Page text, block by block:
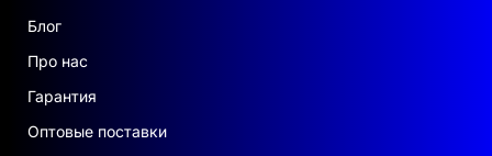
Блог
Про нас
Гарантия
Оптовые поставки